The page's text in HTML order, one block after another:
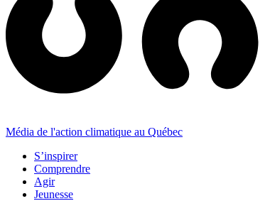
Média de l'action climatique au Québec
S’inspirer
Comprendre
Agir
Jeunesse